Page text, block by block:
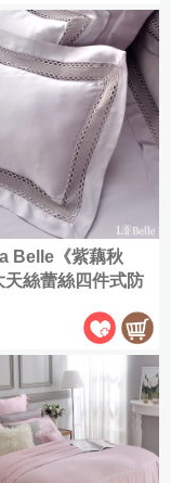
Belle《紫藕秋
天絲蕾絲四件式防
排汗兩用被床包